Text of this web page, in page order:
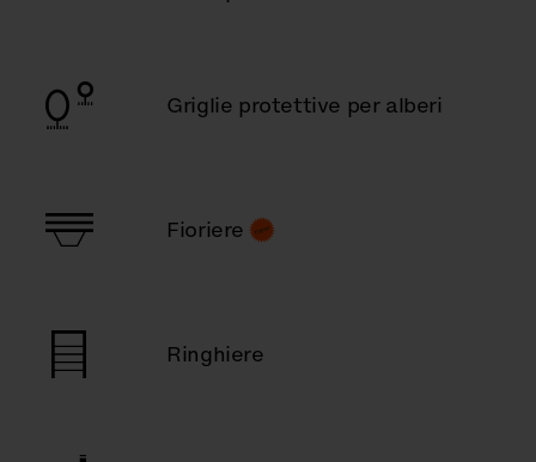
Griglie protettive per alberi
Fioriere
Ringhiere